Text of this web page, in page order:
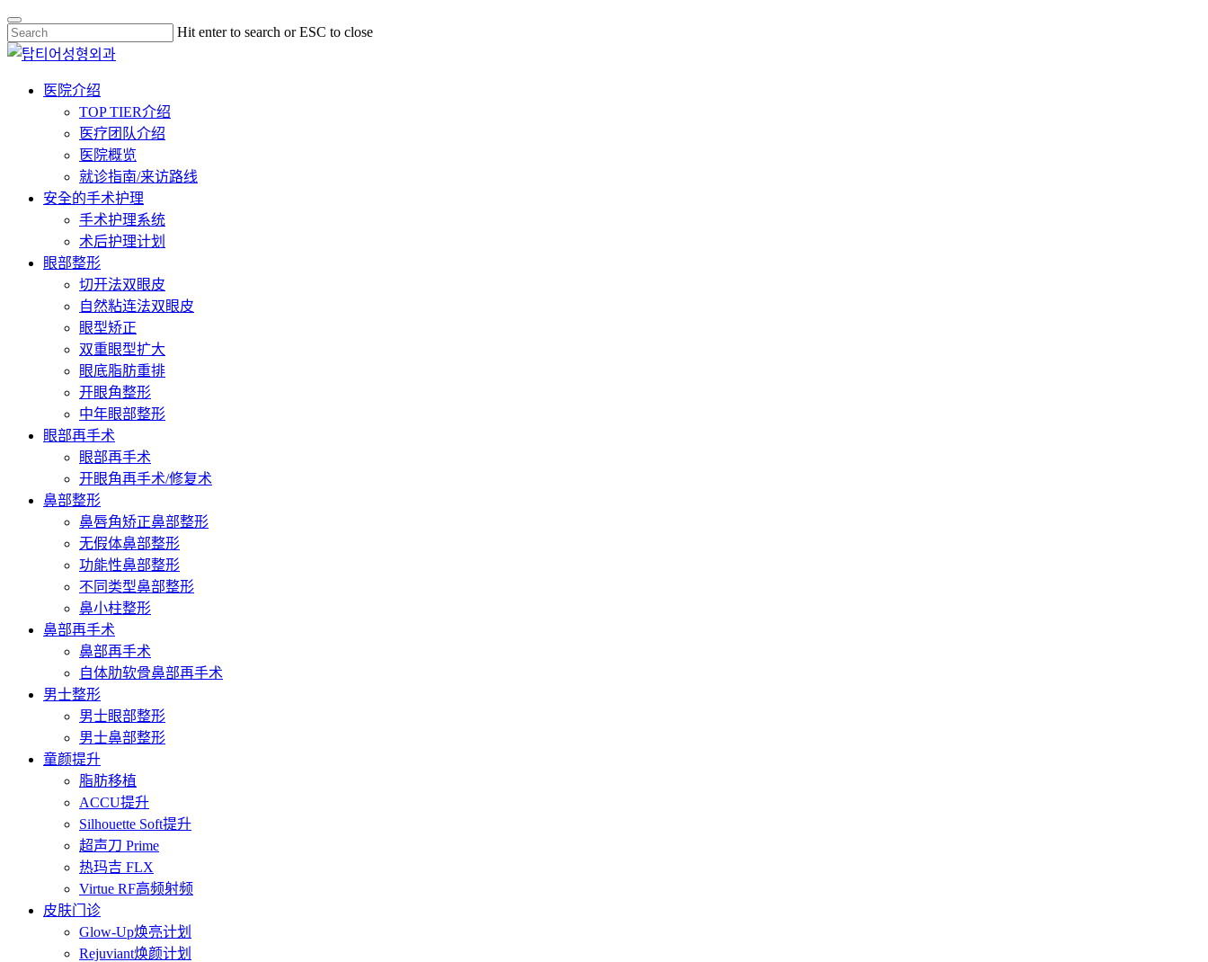
Skip
to
main
Hit enter to search or ESC to close
Close
Search
医院介绍
TOP TIER介绍
医疗团队介绍
医院概览
就诊指南/来访路线
安全的手术护理
手术护理系统
术后护理计划
眼部整形
切开法双眼皮
自然粘连法双眼皮
眼型矫正
双重眼型扩大
眼底脂肪重排
开眼角整形
中年眼部整形
眼部再手术
眼部再手术
开眼角再手术/修复术
鼻部整形
鼻唇角矫正鼻部整形
无假体鼻部整形
功能性鼻部整形
不同类型鼻部整形
鼻小柱整形
鼻部再手术
鼻部再手术
自体肋软骨鼻部再手术
男士整形
男士眼部整形
男士鼻部整形
童颜提升
脂肪移植
ACCU提升
Silhouette Soft提升
超声刀 Prime
热玛吉 FLX
Virtue RF高频射频
皮肤门诊
Glow-Up焕亮计划
Rejuviant焕颜计划